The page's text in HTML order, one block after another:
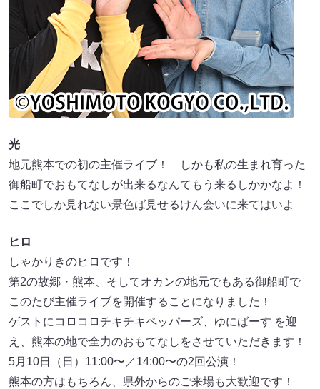
光
地元熊本での初の主催ライブ！ しかも私の生まれ育った
御船町でおもてなしが出来るなんてもう来るしかかなよ！
ここでしか見れない景色ば見せるけん会いに来てはいよ
ヒロ
しゃかりきのヒロです！
第2の故郷・熊本、そしてオカンの地元でもある御船町で
このたび主催ライブを開催することになりました！
ゲストにコロコロチキチキペッパーズ、ゆにばーす を迎
え、熊本の地で全力のおもてなしをさせていただきます！
5月10日（日）11:00〜／14:00〜の2回公演！
熊本の方はもちろん、県外からのご来場も大歓迎です！